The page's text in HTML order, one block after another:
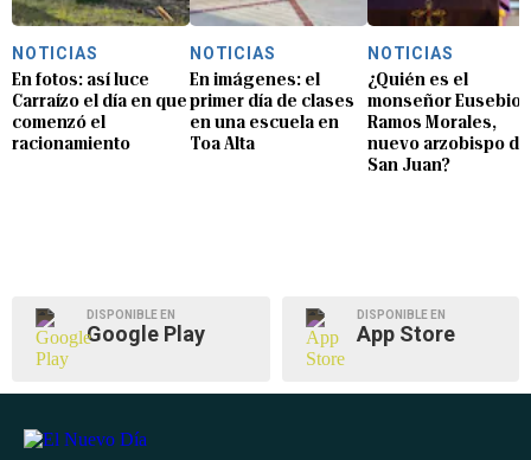
NOTICIAS
En fotos: así luce
Carraízo el día en que
comenzó el
racionamiento
NOTICIAS
En imágenes: el
primer día de clases
en una escuela en
Toa Alta
NOTICIAS
¿Quién es el
monseñor Eusebio
Ramos Morales,
nuevo arzobispo de
San Juan?
DISPONIBLE EN
Google Play
DISPONIBLE EN
App Store